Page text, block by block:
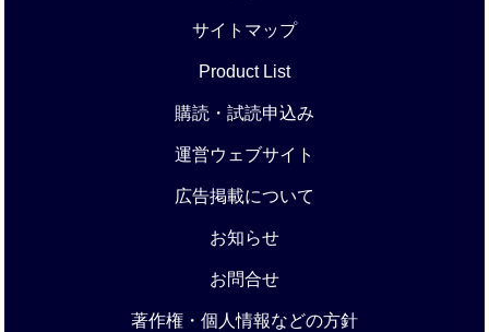
サイトマップ
Product List
購読・試読申込み
運営ウェブサイト
広告掲載について
お知らせ
お問合せ
著作権・個人情報などの方針